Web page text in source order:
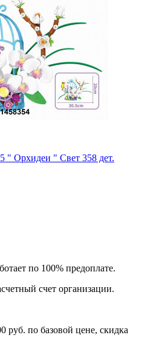
" Орхидеи " Свет 358 дет.
по 100% предоплате.
счет организации.
руб. по базовой цене, скидка